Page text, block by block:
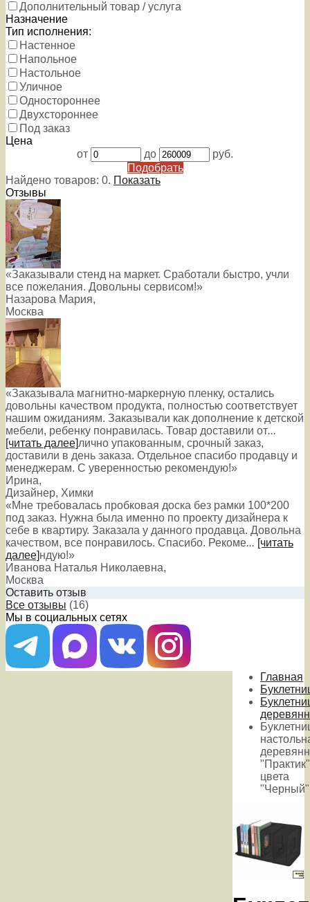
Дополнительный товар / услуга
Назначение
Тип исполнения:
Настенное
Напольное
Настольное
Уличное
Одностороннее
Двухстороннее
Под заказ
Цена
от
до
руб.
Подобрать
Найдено товаров: 0. Показать
Отзывы
«Заказывали стенд на маркет. Сработали быстро, учли
все пожелания. Довольны сервисом!»
Назарова Мария,
Москва
«Заказывала магнитно-маркерную пленку, остались
довольны качеством продукта, полностью соответствует
нашим ожиданиям. Заказывали как дополнение к детской
мебели, ребенку понравилась. Товар доставили от...
[читать далее]лично упакованным, срочный заказ,
доставили в день заказа. Отдельное спасибо продавцу и
менеджерам. С уверенностью рекомендую!»
Ирина,
Дизайнер, Химки
«Мне требовалась пробковая доска без рамки 100*200
под заказ. Нужна была именно по проекту дизайнера к
себе в квартиру. Заказала у данного продавца. Довольна
качеством, все понравилось. Спасибо. Рекоме... [читать
далее]ндую!»
Иванова Наталья Николаевна,
Москва
Оставить отзыв
Все отзывы (16)
Мы в социальных сетях
Главная
цвета
"Черный"